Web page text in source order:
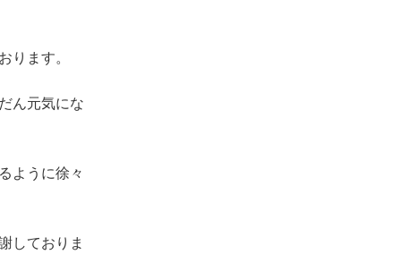
ります。
ん元気にな
ように徐々
しておりま